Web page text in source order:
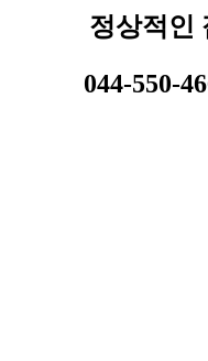
정상적인
044-550-